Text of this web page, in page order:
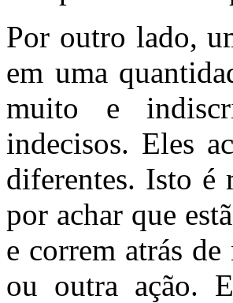
Por outro lado,
em uma
muito e
indecisos. Eles
diferentes. Isto é
por achar que
e correm atrás
ou outra ação.